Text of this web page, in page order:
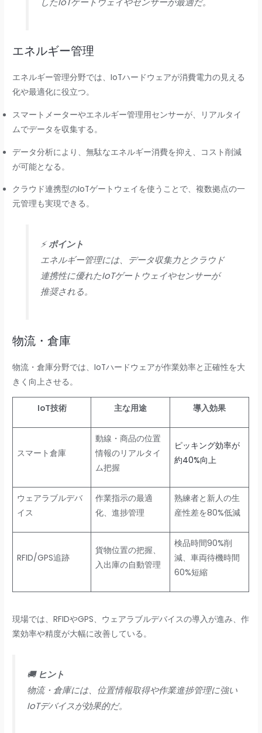
エネルギー管理
エネルギー管理分野では、IoTハードウェアが消費電力の見える
化や最適化に役立つ。
スマートメーターやエネルギー管理用センサーが、リアルタイ
ムでデータを収集する。
データ分析により、無駄なエネルギー消費を抑え、コスト削減
が可能となる。
クラウド連携型のIoTゲートウェイを使うことで、複数拠点の一
元管理も実現できる。
⚡ポイント
エネルギー管理には、データ収集力とクラウド
連携性に優れたIoTゲートウェイやセンサーが
推奨される。
物流・倉庫
物流・倉庫分野では、IoTハードウェアが作業効率と正確性を大
きく向上させる。
IoT技術 主な用途 導入効果
スマート倉庫
動線・商品の位置
情報のリアルタイ
ム把握
ピッキング効率が
約40%向上
ウェアラブルデバ
イス
作業指示の最適
化、進捗管理
熟練者と新人の生
産性差を80%低減
RFID/GPS追跡
貨物位置の把握、
入出庫の自動管理
検品時間90%削
減、車両待機時間
60%短縮
現場では、RFIDやGPS、ウェアラブルデバイスの導入が進み、作
業効率や精度が大幅に改善している。
🚚 ヒント
物流・倉庫には、位置情報取得や作業進捗管理に強い
IoTデバイスが効果的だ。